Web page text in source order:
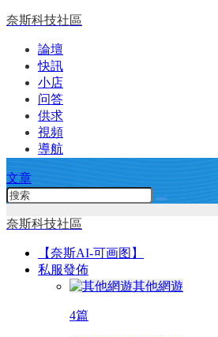
奈斯科技社區
論壇
快訊
小店
问答
供求
視頻
導航
文章
奈斯科技社區
【奈斯AI-可画图】
私服發佈
其他網遊
4篇